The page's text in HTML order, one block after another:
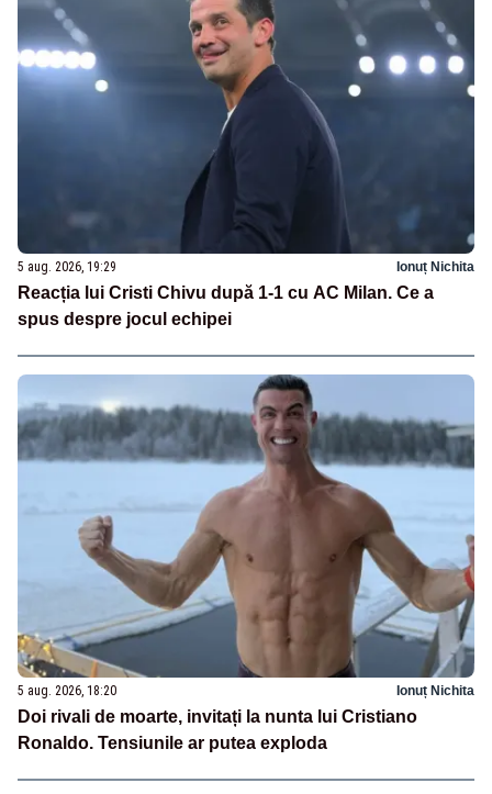
5 aug. 2026, 19:29 Ionuț Nichita
Reacția lui Cristi Chivu după 1-1 cu AC Milan. Ce a
spus despre jocul echipei
5 aug. 2026, 18:20 Ionuț Nichita
Doi rivali de moarte, invitați la nunta lui Cristiano
Ronaldo. Tensiunile ar putea exploda